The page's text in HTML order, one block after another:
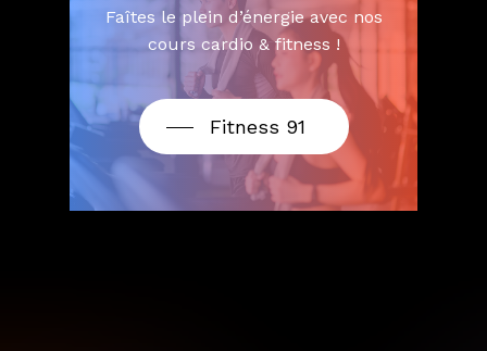
Faîtes le plein d’énergie avec nos
cours cardio & fitness !
Fitness 91